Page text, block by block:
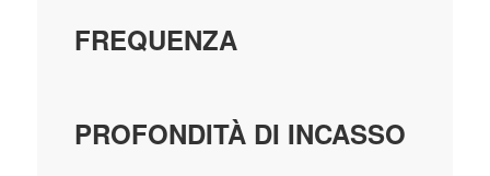
FREQUENZA
PROFONDITÀ DI INCASSO